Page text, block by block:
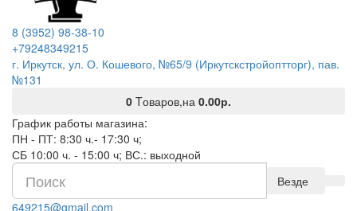
8 (3952) 98-38-10
+79248349215
г. Иркутск, ул. О. Кошевого, №65/9 (Иркутскстройоптторг), пав.
№131
0 Tоваров,на 0.00р.
График работы магазина:
ПН - ПТ: 8:30 ч.- 17:30 ч;
СБ 10:00 ч. - 15:00 ч; ВС.: выходной
Везде
649215@gmail.com